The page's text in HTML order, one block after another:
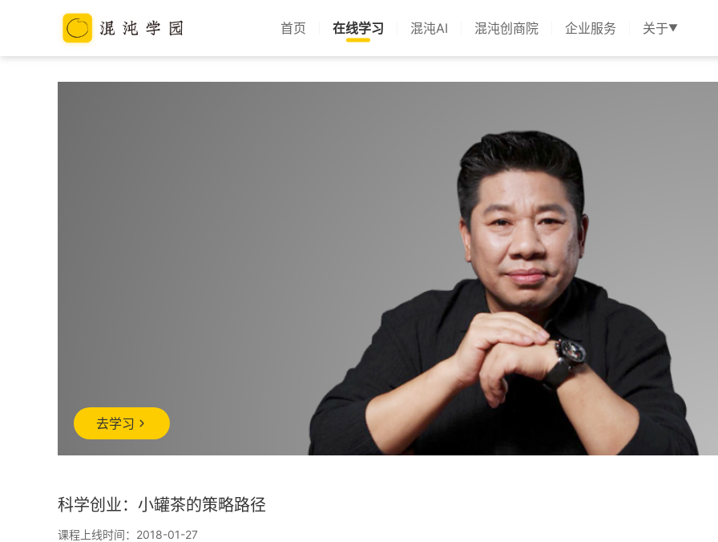
首页 在线学习 混沌AI 混沌创商院 企业服务 关于▼
去学习
科学创业：小罐茶的策略路径
课程上线时间：2018-01-27